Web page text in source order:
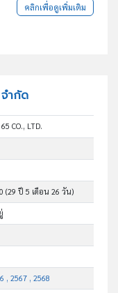
คลิกเพื่อดูเพิ่มเติม
ำกัด
CO., LTD.
(29 ปี 5 เดือน 26 วัน)
, 2567 , 2568